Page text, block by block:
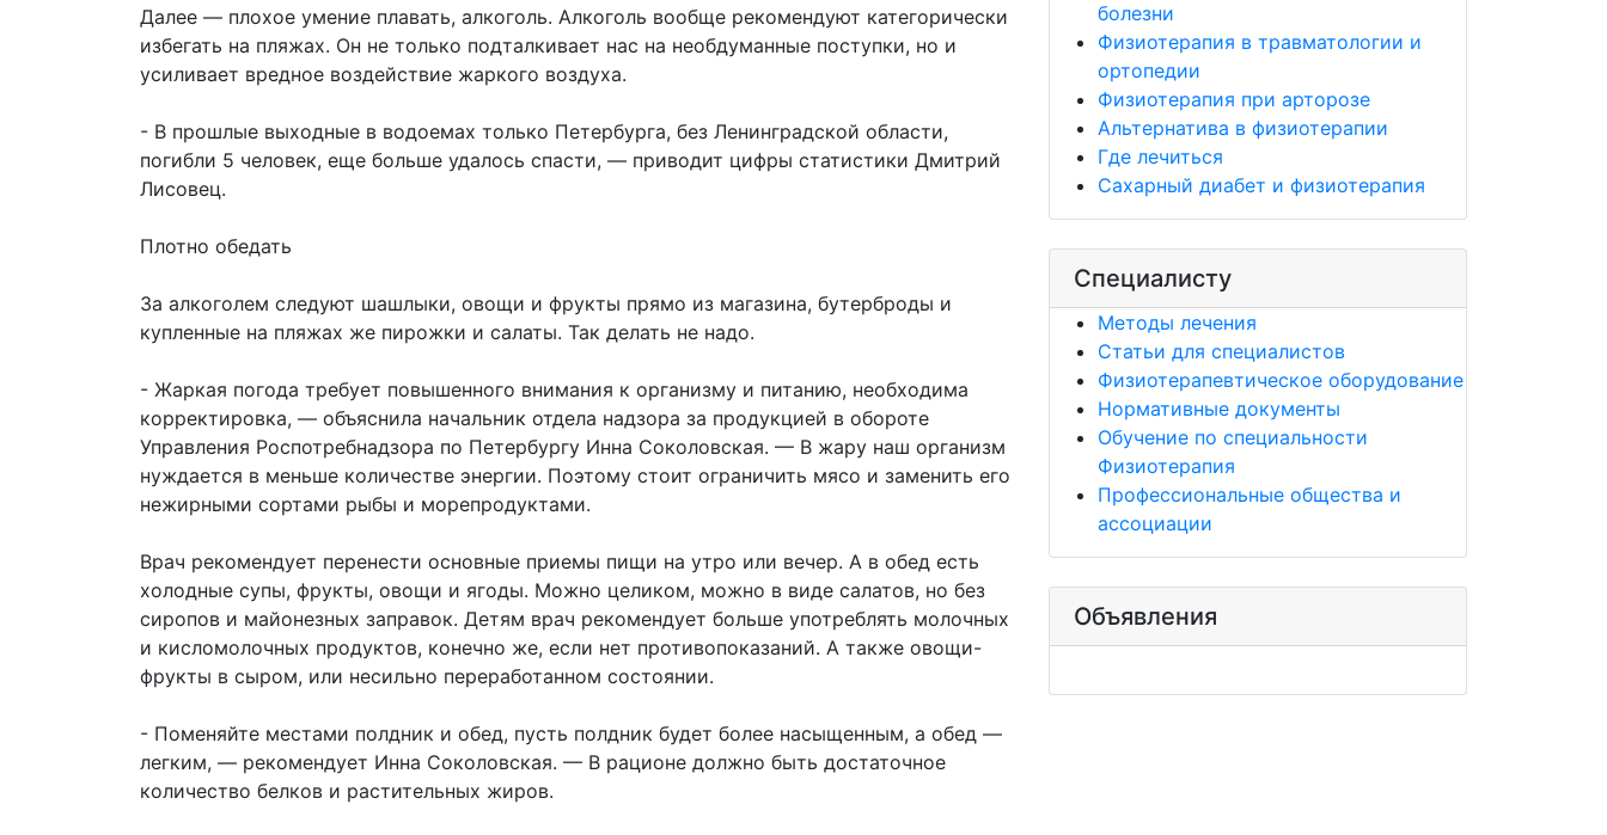
Далее — плохое умение плавать, алкоголь. Алкоголь вообще рекомендуют категорически
избегать на пляжах. Он не только подталкивает нас на необдуманные поступки, но и
усиливает вредное воздействие жаркого воздуха.
- В прошлые выходные в водоемах только Петербурга, без Ленинградской области,
погибли 5 человек, еще больше удалось спасти, — приводит цифры статистики Дмитрий
Лисовец.
Плотно обедать
За алкоголем следуют шашлыки, овощи и фрукты прямо из магазина, бутерброды и
купленные на пляжах же пирожки и салаты. Так делать не надо.
- Жаркая погода требует повышенного внимания к организму и питанию, необходима
корректировка, — объяснила начальник отдела надзора за продукцией в обороте
Управления Роспотребнадзора по Петербургу Инна Соколовская. — В жару наш организм
нуждается в меньше количестве энергии. Поэтому стоит ограничить мясо и заменить его
нежирными сортами рыбы и морепродуктами.
Врач рекомендует перенести основные приемы пищи на утро или вечер. А в обед есть
холодные супы, фрукты, овощи и ягоды. Можно целиком, можно в виде салатов, но без
сиропов и майонезных заправок. Детям врач рекомендует больше употреблять молочных
и кисломолочных продуктов, конечно же, если нет противопоказаний. А также овощи-
фрукты в сыром, или несильно переработанном состоянии.
- Поменяйте местами полдник и обед, пусть полдник будет более насыщенным, а обед —
легким, — рекомендует Инна Соколовская. — В рационе должно быть достаточное
количество белков и растительных жиров.
болезни
Физиотерапия в травматологии и
ортопедии
Физиотерапия при арторозе
Альтернатива в физиотерапии
Где лечиться
Сахарный диабет и физиотерапия
Специалисту
Методы лечения
Статьи для специалистов
Физиотерапевтическое оборудование
Нормативные документы
Обучение по специальности
Физиотерапия
Профессиональные общества и
ассоциации
Объявления